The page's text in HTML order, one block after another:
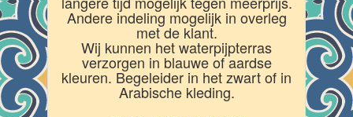
Andere indeling mogelijk in overleg
met de klant.
Wij kunnen het waterpijpterras
verzorgen in blauwe of aardse
kleuren. Begeleider in het zwart of in
Arabische kleding.